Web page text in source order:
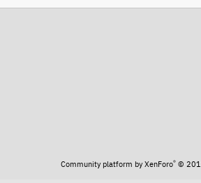
Community platform by XenForo® ©